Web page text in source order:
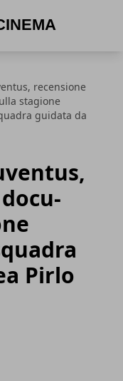
recensione
stagione
guidata da
Pirlo